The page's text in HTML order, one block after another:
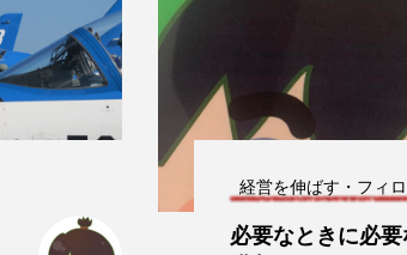
ビジョン・ミッション
桃園公園の桜並